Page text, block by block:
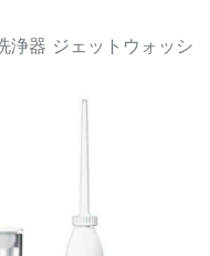
浄器 ジェットウォッシ